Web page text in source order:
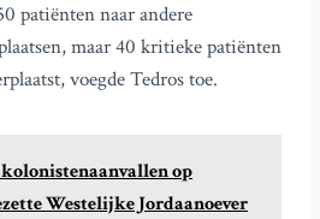
patiënten naar andere
maar 40 kritieke patiënten
voegde Tedros toe.
op
Westelijke Jordaanoever